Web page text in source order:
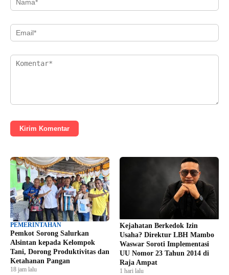
Kirim Komentar
PEMERINTAHAN
Pemkot Sorong Salurkan
Alsintan kepada Kelompok
Tani, Dorong Produktivitas dan
Ketahanan Pangan
18 jam lalu
Kejahatan Berkedok Izin
Usaha? Direktur LBH Mambo
Waswar Soroti Implementasi
UU Nomor 23 Tahun 2014 di
Raja Ampat
1 hari lalu